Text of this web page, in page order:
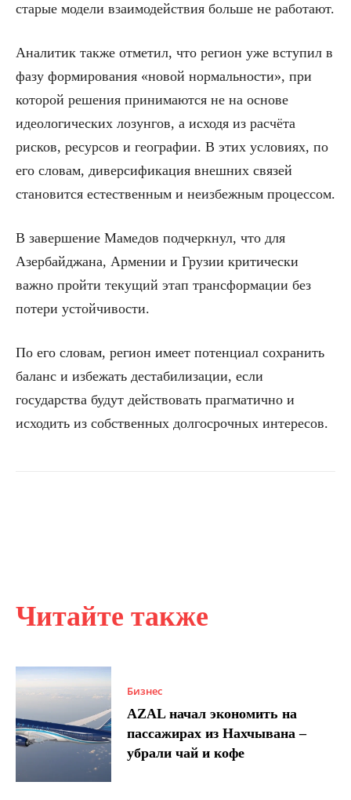
Читайте также
Бизнес
AZAL начал экономить на
пассажирах из Нахчывана –
убрали чай и кофе
старые модели взаимодействия больше не работают.
Аналитик также отметил, что регион уже вступил в
фазу формирования «новой нормальности», при
которой решения принимаются не на основе
идеологических лозунгов, а исходя из расчёта
рисков, ресурсов и географии. В этих условиях, по
его словам, диверсификация внешних связей
становится естественным и неизбежным процессом.
В завершение Мамедов подчеркнул, что для
Азербайджана, Армении и Грузии критически
важно пройти текущий этап трансформации без
потери устойчивости.
По его словам, регион имеет потенциал сохранить
баланс и избежать дестабилизации, если
государства будут действовать прагматично и
исходить из собственных долгосрочных интересов.